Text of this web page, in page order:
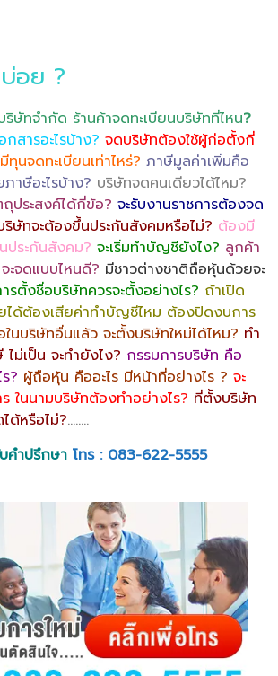
อย ?
ษัทจำกัด ร้านค้าจดทะเบียนบริษัทที่ไหน?
สารอะไรบ้าง? จดบริษัทต้องใช้ผู้ก่อตั้งกี่
นจดทะเบียนเท่าไหร่? ภาษีมูลค่าเพิ่มคือ
าษีอะไรบ้าง? บริษัทจดคนเดียวได้ไหม?
ประสงค์ได้กี่ข้อ? จะรับงานราชการต้องจด
ริษัทจะต้องขึ้นประกันสังคมหรือไม่? ต้องมี
ประกันสังคม? จะเริ่มทำบัญชียังไง? ลูกค้า
ะจดแบบไหนดี? มีชาวต่างชาติถือหุ้นด้วยจะ
รตั้งชื่อบริษัทควรจะตั้งอย่างไร? ถ้าเปิด
ได้ต้องเสียค่าทำบัญชีไหม ต้องปิดงบการ
ในบริษัทอื่นแล้ว จะตั้งบริษัทใหม่ได้ไหม? ทำ
ม่เป็น จะทำยังไง? กรรมการบริษัท คือ
? ผู้ถือหุ้น คืออะไร มีหน้าที่อย่างไร ? จะ
ในนามบริษัทต้องทำอย่างไร? ที่ตั้งบริษัท
ด้หรือไม่?……..
คำปรึกษา โทร : 083-622-5555